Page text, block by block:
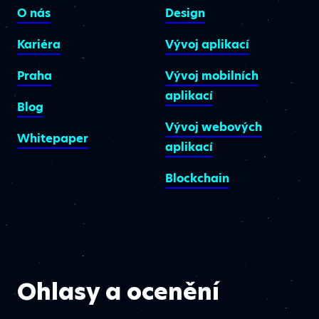
O nás
Kariéra
Praha
Blog
Whitepaper
Design
Vývoj aplikací
Vývoj mobilních
aplikací
Vývoj webových
aplikací
Blockchain
Ohlasy a ocenění